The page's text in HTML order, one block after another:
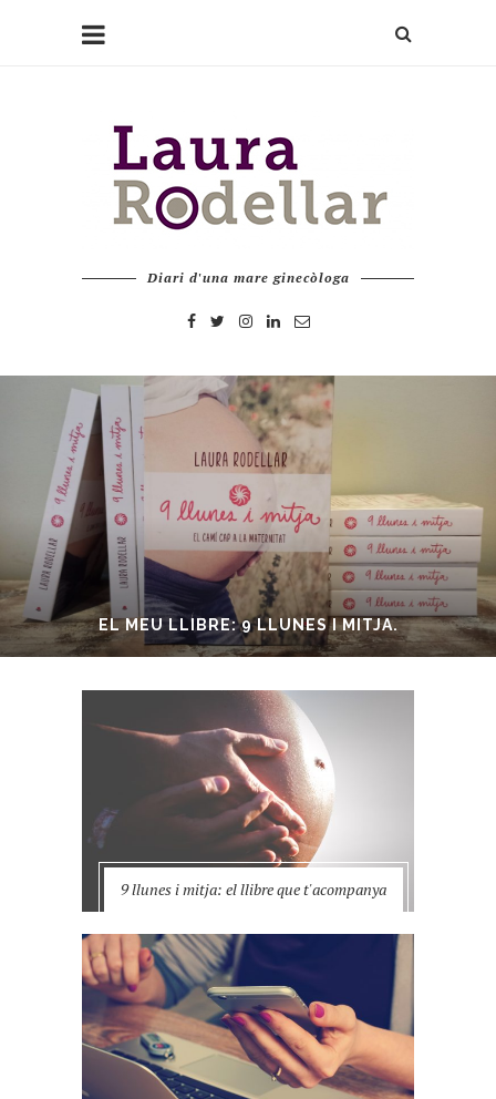
Diari d'una mare ginecòloga
EL MEU LLIBRE: 9 LLUNES I MITJA.
9 llunes i mitja: el llibre que t'acompanya